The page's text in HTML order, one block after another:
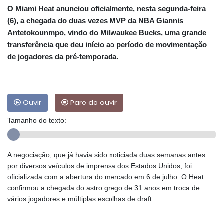
O Miami Heat anunciou oficialmente, nesta segunda-feira
(6), a chegada do duas vezes MVP da NBA Giannis
Antetokounmpo, vindo do Milwaukee Bucks, uma grande
transferência que deu início ao período de movimentação
de jogadores da pré-temporada.
Ouvir Pare de ouvir
Tamanho do texto:
A negociação, que já havia sido noticiada duas semanas antes
por diversos veículos de imprensa dos Estados Unidos, foi
oficializada com a abertura do mercado em 6 de julho. O Heat
confirmou a chegada do astro grego de 31 anos em troca de
vários jogadores e múltiplas escolhas de draft.